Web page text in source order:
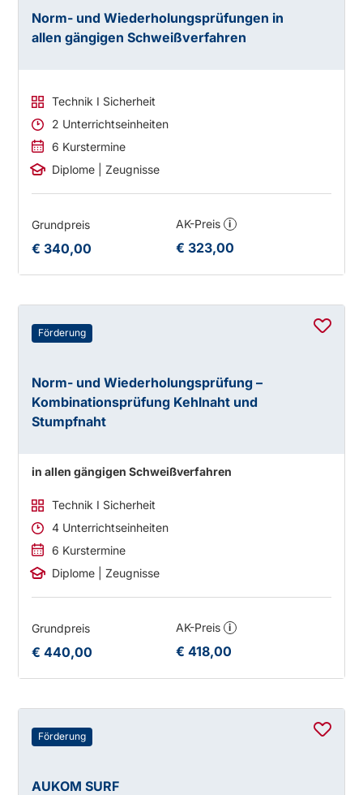
Norm- und Wiederholungsprüfungen in
allen gängigen Schweißverfahren
Technik I Sicherheit
2 Unterrichtseinheiten
6 Kurstermine
Diplome | Zeugnisse
Grundpreis
€ 340,00
AK-Preis i
€ 323,00
Förderung
Norm- und Wiederholungsprüfung –
Kombinationsprüfung Kehlnaht und
Stumpfnaht
in allen gängigen Schweißverfahren
Technik I Sicherheit
4 Unterrichtseinheiten
6 Kurstermine
Diplome | Zeugnisse
Grundpreis
€ 440,00
AK-Preis i
€ 418,00
Förderung
AUKOM SURF